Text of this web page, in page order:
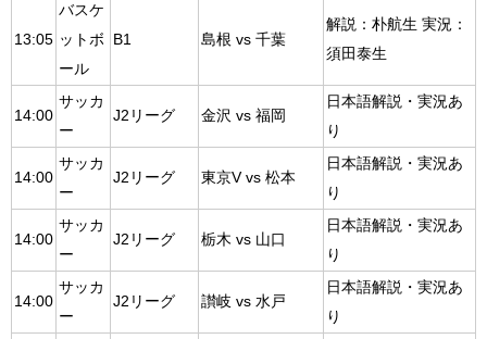
13:05
バスケ
ットボ
ール
B1 島根 vs 千葉
解説：朴航生 実況：
須田泰生
14:00
サッカ
ー
J2リーグ 金沢 vs 福岡
日本語解説・実況あ
り
14:00
サッカ
ー
J2リーグ 東京V vs 松本
日本語解説・実況あ
り
14:00
サッカ
ー
J2リーグ 栃木 vs 山口
日本語解説・実況あ
り
14:00
サッカ
ー
J2リーグ 讃岐 vs 水戸
日本語解説・実況あ
り